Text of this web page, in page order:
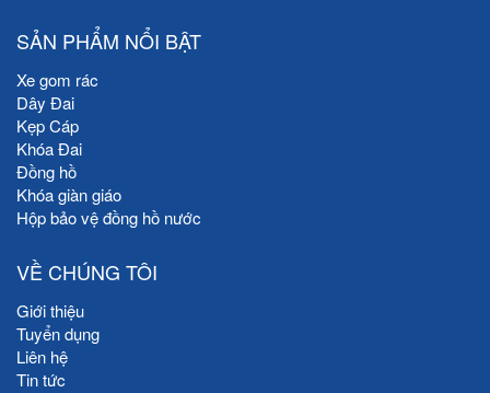
SẢN PHẨM NỔI BẬT
Xe gom rác
Dây Đai
Kẹp Cáp
Khóa Đai
Đồng hồ
Khóa giàn giáo
Hộp bảo vệ đồng hồ nước
VỀ CHÚNG TÔI
Giới thiệu
Tuyển dụng
Liên hệ
Tin tức